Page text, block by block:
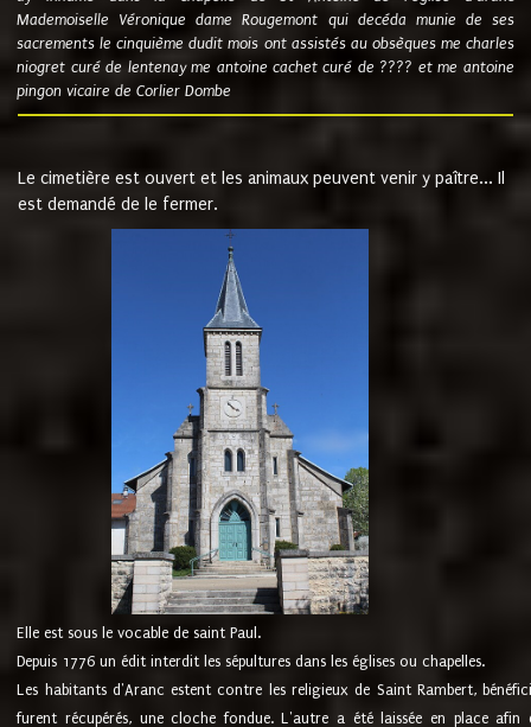
Mademoiselle Véronique dame Rougemont qui decéda munie de ses
sacrements le cinquième dudit mois ont assistés au obsèques me charles
niogret curé de lentenay me antoine cachet curé de ???? et me antoine
pingon vicaire de Corlier Dombe
Le cimetière est ouvert et les animaux peuvent venir y paître... Il
est demandé de le fermer.
Elle est sous le vocable de saint Paul.
Depuis 1776 un édit interdit les sépultures dans les églises ou chapelles.
Les habitants d'Aranc estent contre les religieux de Saint Rambert,
furent récupérés, une cloche fondue. L'autre a été laissée en place